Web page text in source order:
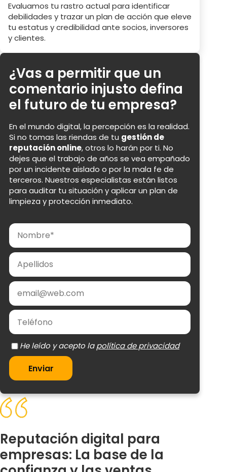
Evaluamos tu rastro actual para identificar
debilidades y trazar un plan de acción que eleve
tu estatus y credibilidad ante socios, inversores
y clientes.
¿Vas a permitir que un
comentario injusto defina
el futuro de tu empresa?
En el mundo digital, la percepción es la realidad.
Si no tomas las riendas de tu gestión de
reputación online, otros lo harán por ti. No
dejes que el trabajo de años se vea empañado
por un incidente aislado o por la mala fe de
terceros. Nuestros especialistas están listos
para auditar tu situación y aplicar un plan de
limpieza y protección inmediato.
Nombre
Apellidos
Email
Teléfono
política de privacidad
Enviar
Reputación digital para
empresas: La base de la